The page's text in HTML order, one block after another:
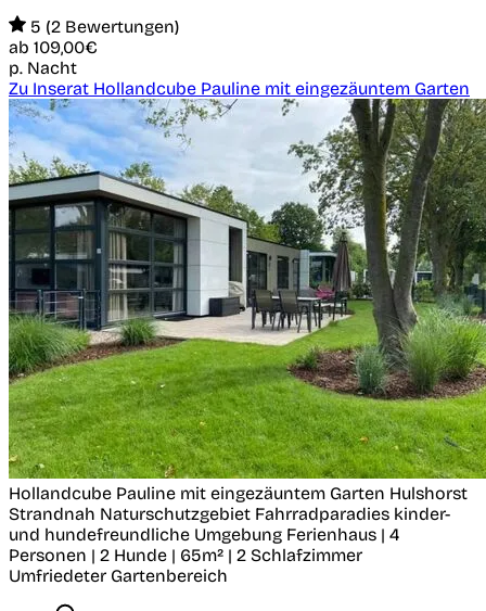
5 (2 Bewertungen)
ab 109,00€
p. Nacht
Zu Inserat Hollandcube Pauline mit eingezäuntem Garten
Hollandcube Pauline mit eingezäuntem Garten Hulshorst
Strandnah Naturschutzgebiet Fahrradparadies kinder-
und hundefreundliche Umgebung Ferienhaus | 4
Personen | 2 Hunde | 65m² | 2 Schlafzimmer
Umfriedeter Gartenbereich